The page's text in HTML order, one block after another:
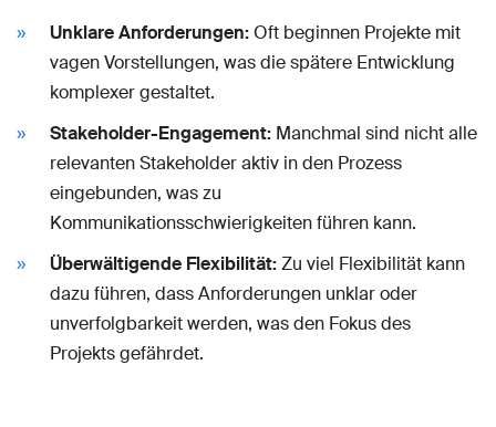
Unklare Anforderungen:Oft beginnen Projekte mit
vagen Vorstellungen, was die spätere Entwicklung
komplexer gestaltet.
Stakeholder-Engagement: Manchmal sind nicht alle
relevanten Stakeholder aktiv in den Prozess
eingebunden, was zu
Kommunikationsschwierigkeiten führen kann.
Überwältigende Flexibilität:Zu viel Flexibilität kann
dazu führen, dass Anforderungen unklar oder
unverfolgbarkeit werden, was den Fokus des
Projekts gefährdet.